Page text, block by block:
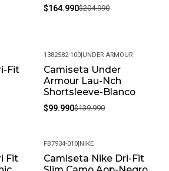
$164.990$204.990
Fit
-29%
1382582-100|UNDER ARMOUR
Camiseta Under
Armour Lau-Nch
Shortsleeve-Blanco
$99.990$139.990
Fit
-32%
FB7934-010|NIKE
Camiseta Nike Dri-Fit